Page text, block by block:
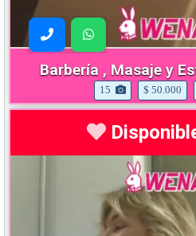
Barbería , Masaje y
15 $ 50.000